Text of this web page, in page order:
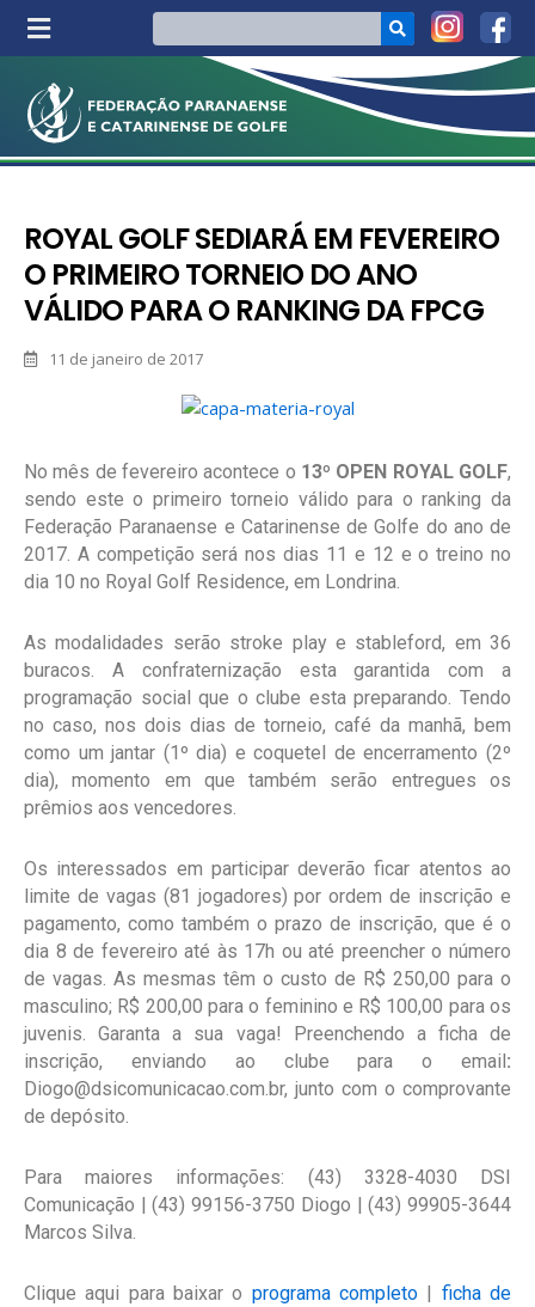
ROYAL GOLF SEDIARÁ EM FEVEREIRO
O PRIMEIRO TORNEIO DO ANO
VÁLIDO PARA O RANKING DA FPCG
11 de janeiro de 2017
No mês de fevereiro acontece o 13º OPEN ROYAL GOLF,
sendo este o primeiro torneio válido para o ranking da
Federação Paranaense e Catarinense de Golfe do ano de
2017. A competição será nos dias 11 e 12 e o treino no
dia 10 no Royal Golf Residence, em Londrina.
As modalidades serão stroke play e stableford, em 36
buracos. A confraternização esta garantida com a
programação social que o clube esta preparando. Tendo
no caso, nos dois dias de torneio, café da manhã, bem
como um jantar (1º dia) e coquetel de encerramento (2º
dia), momento em que também serão entregues os
prêmios aos vencedores.
Os interessados em participar deverão ficar atentos ao
limite de vagas (81 jogadores) por ordem de inscrição e
pagamento, como também o prazo de inscrição, que é o
dia 8 de fevereiro até às 17h ou até preencher o número
de vagas. As mesmas têm o custo de R$ 250,00 para o
masculino; R$ 200,00 para o feminino e R$ 100,00 para os
juvenis. Garanta a sua vaga! Preenchendo a ficha de
inscrição, enviando ao clube para o email:
Diogo@dsicomunicacao.com.br, junto com o comprovante
de depósito.
Para maiores informações: (43) 3328-4030 DSI
Comunicação | (43) 99156-3750 Diogo | (43) 99905-3644
Marcos Silva.
Clique aqui para baixar o programa completo | ficha de